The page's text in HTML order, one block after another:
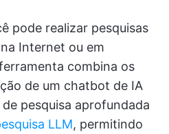
pode realizar pesquisas
Internet ou em
combina os
de um chatbot de IA
pesquisa aprofundada
LLM, permitindo